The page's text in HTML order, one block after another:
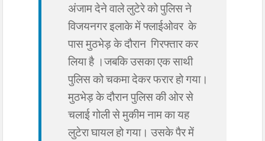
अंजाम देने वाले लुटेरे को पुलिस ने
विजयनगर इलाके में फ्लाईओवर के
पास मुठभेड़ के दौरान गिरफ्तार कर
लिया है ।जबकि उसका एक साथी
पुलिस को चकमा देकर फरार हो गया।
मुठभेड़ के दौरान पुलिस की ओर से
चलाई गोली से मुकीम नाम का यह
लुटेरा घायल हो गया। उसके पैर में